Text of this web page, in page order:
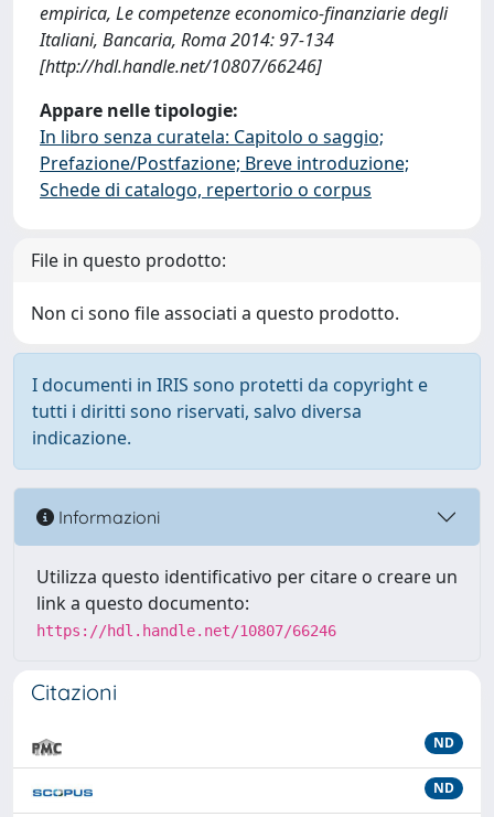
empirica, Le competenze economico-finanziarie degli
Italiani, Bancaria, Roma 2014: 97-134
[http://hdl.handle.net/10807/66246]
Appare nelle tipologie:
In libro senza curatela: Capitolo o saggio;
Prefazione/Postfazione; Breve introduzione;
Schede di catalogo, repertorio o corpus
File in questo prodotto:
Non ci sono file associati a questo prodotto.
I documenti in IRIS sono protetti da copyright e
tutti i diritti sono riservati, salvo diversa
indicazione.
Informazioni
Utilizza questo identificativo per citare o creare un
link a questo documento:
https://hdl.handle.net/10807/66246
Citazioni
ND
ND